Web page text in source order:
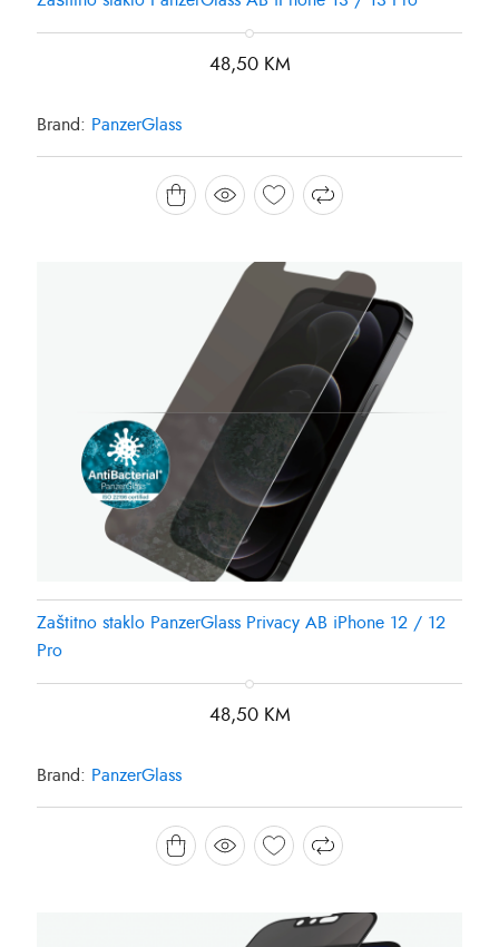
48,50 KM
Brand: PanzerGlass
Zaštitno staklo PanzerGlass Privacy AB iPhone 12 / 12
Pro
48,50 KM
Brand: PanzerGlass